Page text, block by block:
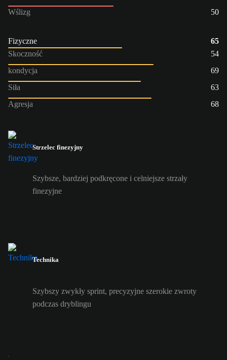
Wślizg
50
Fizyczne
65
Skoczność
54
kondycja
69
Siła
63
Agresja
68
Strzelec finezyjny
Szybsze, bardziej podkręcone i celniejsze strzały
finezyjne
Technika
Szybszy zwykły sprint, precyzyjne szerokie zwroty
podczas dryblingu